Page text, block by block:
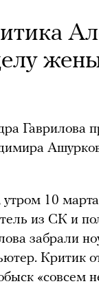
Гаврилова
утром 10
из СК и
забрали
Критик
«совсем